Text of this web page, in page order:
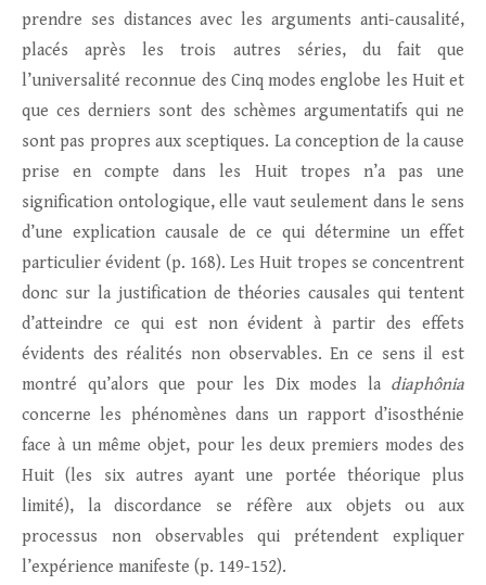
prendre ses distances avec les arguments anti-causalité,
placés après les trois autres séries, du fait que
l’universalité reconnue des Cinq modes englobe les Huit et
que ces derniers sont des schèmes argumentatifs qui ne
sont pas propres aux sceptiques. La conception de la cause
prise en compte dans les Huit tropes n’a pas une
signification ontologique, elle vaut seulement dans le sens
d’une explication causale de ce qui détermine un effet
particulier évident (p. 168). Les Huit tropes se concentrent
donc sur la justification de théories causales qui tentent
d’atteindre ce qui est non évident à partir des effets
évidents des réalités non observables. En ce sens il est
montré qu’alors que pour les Dix modes la diaphônia
concerne les phénomènes dans un rapport d’isosthénie
face à un même objet, pour les deux premiers modes des
Huit (les six autres ayant une portée théorique plus
limité), la discordance se réfère aux objets ou aux
processus non observables qui prétendent expliquer
l’expérience manifeste (p. 149-152).